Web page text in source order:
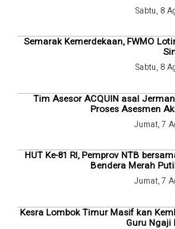
Sabtu, 8
Semarak Kemerdekaan, FWMO
Sabtu, 8
Tim Asesor ACQUIN asal
Proses Asesmen
Jumat, 7
HUT Ke-81 RI, Pemprov NTB
Bendera Merah
Jumat, 7
Kesra Lombok Timur Masif kan
Guru Ngaji